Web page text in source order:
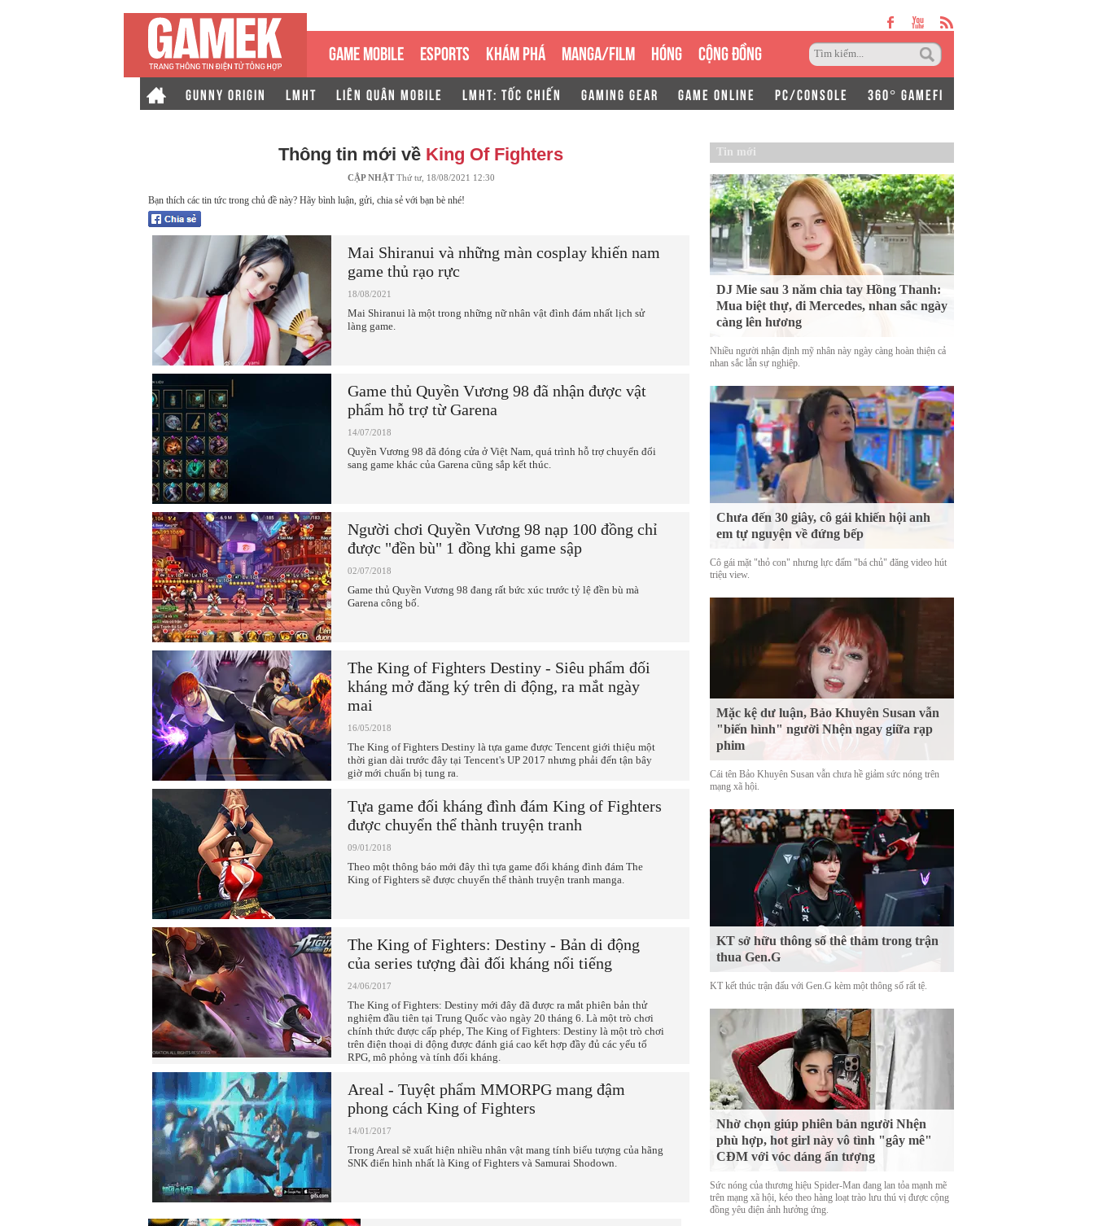
GAME MOBILE ESPORTS KHÁM PHÁ MANGA/FILM HÓNG CỘNG ĐỒNG
GUNNY ORIGIN LMHT LIÊN QUÂN MOBILE LMHT: TỐC CHIẾN GAMING GEAR GAME ONLINE PC/CONSOLE 360° GAMEFI
Thông tin mới về King Of Fighters
CẬP NHẬTThứ tư, 18/08/2021 12:30
Bạn thích các tin tức trong chủ đề này? Hãy bình luận, gửi, chia sẻ với bạn bè nhé!
Mai Shiranui và những màn cosplay khiến nam
game thủ rạo rực
18/08/2021
Mai Shiranui là một trong những nữ nhân vật đình đám nhất lịch sử
làng game.
Game thủ Quyền Vương 98 đã nhận được vật
phẩm hỗ trợ từ Garena
14/07/2018
Quyền Vương 98 đã đóng cửa ở Việt Nam, quá trình hỗ trợ chuyển đổi
sang game khác của Garena cũng sắp kết thúc.
Người chơi Quyền Vương 98 nạp 100 đồng chỉ
được "đền bù" 1 đồng khi game sập
02/07/2018
Game thủ Quyền Vương 98 đang rất bức xúc trước tỷ lệ đền bù mà
Garena công bố.
The King of Fighters Destiny - Siêu phẩm đối
kháng mở đăng ký trên di động, ra mắt ngày
mai
16/05/2018
The King of Fighters Destiny là tựa game được Tencent giới thiệu một
thời gian dài trước đây tại Tencent's UP 2017 nhưng phải đến tận bây
giờ mới chuẩn bị tung ra.
Tựa game đối kháng đình đám King of Fighters
được chuyển thể thành truyện tranh
09/01/2018
Theo một thông báo mới đây thì tựa game đối kháng đình đám The
King of Fighters sẽ được chuyển thể thành truyện tranh manga.
The King of Fighters: Destiny - Bản di động
của series tượng đài đối kháng nổi tiếng
24/06/2017
The King of Fighters: Destiny mới đây đã được ra mắt phiên bản thử
nghiệm đầu tiên tại Trung Quốc vào ngày 20 tháng 6. Là một trò chơi
chính thức được cấp phép, The King of Fighters: Destiny là một trò chơi
trên điện thoại di động được đánh giá cao kết hợp đầy đủ các yếu tố
RPG, mô phỏng và tính đối kháng.
Areal - Tuyệt phẩm MMORPG mang đậm
phong cách King of Fighters
14/01/2017
Trong Areal sẽ xuất hiện nhiều nhân vật mang tính biểu tượng của hãng
SNK điển hình nhất là King of Fighters và Samurai Shodown.
Tin mới
DJ Mie sau 3 năm chia tay Hồng Thanh:
Mua biệt thự, đi Mercedes, nhan sắc ngày
càng lên hương
Nhiều người nhận định mỹ nhân này ngày càng hoàn thiện cả
nhan sắc lẫn sự nghiệp.
Chưa đến 30 giây, cô gái khiến hội anh
em tự nguyện về đứng bếp
Cô gái mặt "thỏ con" nhưng lực đấm "bá chủ" đăng video hút
triệu view.
Mặc kệ dư luận, Bảo Khuyên Susan vẫn
"biến hình" người Nhện ngay giữa rạp
phim
Cái tên Bảo Khuyên Susan vẫn chưa hề giảm sức nóng trên
mạng xã hội.
KT sở hữu thông số thê thảm trong trận
thua Gen.G
KT kết thúc trận đấu với Gen.G kèm một thông số rất tệ.
Nhờ chọn giúp phiên bản người Nhện
phù hợp, hot girl này vô tình "gây mê"
CĐM với vóc dáng ấn tượng
Sức nóng của thương hiệu Spider-Man đang lan tỏa mạnh mẽ
trên mạng xã hội, kéo theo hàng loạt trào lưu thú vị được cộng
đồng yêu điện ảnh hưởng ứng.